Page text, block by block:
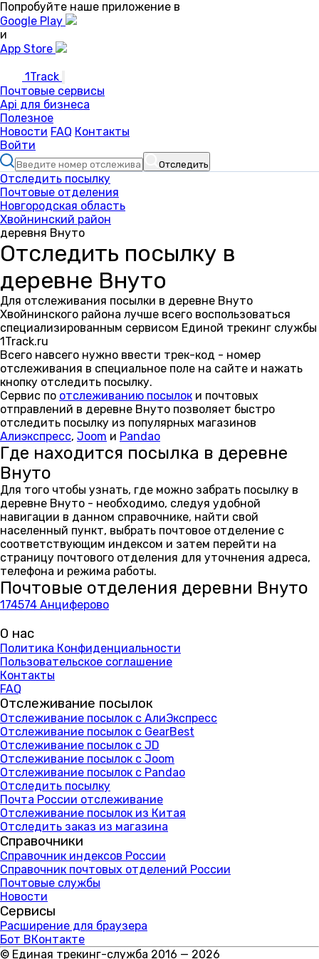
Попробуйте наше приложение в
Google Play
и
App Store
1Track
Почтовые сервисы
Api для бизнеса
Полезное
Новости FAQ Контакты
Войти
Отследить
Отследить посылку
Почтовые отделения
Новгородская область
Хвойнинский район
деревня Внуто
Отследить посылку в
деревне Внуто
Для отслеживания посылки в деревне Внуто
Хвойнинского района лучше всего воспользоваться
специализированным сервисом Единой трекинг службы
1Track.ru
Всего навсего нужно ввести трек-код - номер
отслеживания в специальное поле на сайте и нажать
кнопку отследить посылку.
Сервис по отслеживанию посылок и почтовых
отправлений в деревне Внуто позволяет быстро
отследить посылку из популярных магазинов
Алиэкспресс, Joom и Pandao
Где находится посылка в деревне
Внуто
Для того чтобы узнать, где можно забрать посылку в
деревне Внуто - необходимо, следуя удобной
навигации в данном справочнике, найти свой
населенный пункт, выбрать почтовое отделение с
соответствующим индексом и затем перейти на
страницу почтового отделения для уточнения адреса,
телефона и режима работы.
Почтовые отделения деревни Внуто
174574 Анциферово
О нас
Политика Конфиденциальности
Пользовательское соглашение
Контакты
FAQ
Отслеживание посылок
Отслеживание посылок с АлиЭкспресс
Отслеживание посылок с GearBest
Отслеживание посылок с JD
Отслеживание посылок с Joom
Отслеживание посылок с Pandao
Отследить посылку
Почта России отслеживание
Отслеживание посылок из Китая
Отследить заказ из магазина
Справочники
Справочник индексов России
Справочник почтовых отделений России
Почтовые службы
Новости
Сервисы
Расширение для браузера
Бот ВКонтакте
© Единая трекинг-служба 2016 — 2026